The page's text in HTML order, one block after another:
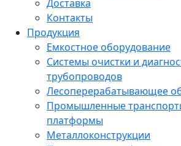
Доставка
Контакты
Продукция
Емкостное оборудование
Системы очистки и
трубопроводов
Лесоперерабатывающее
Промышленные
платформы
Металлоконструкции